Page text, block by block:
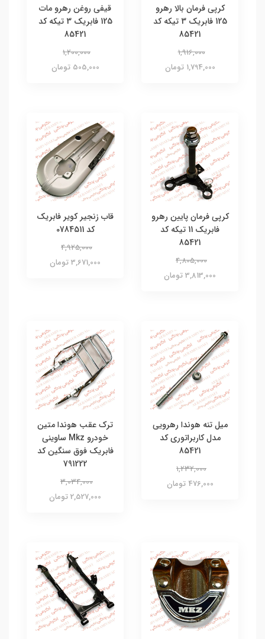
کرپی فرمان بالا رهرو
125 فابریک 3 تیکه کد
85421
1,916,000
1,794,000 تومان
قیفی روغن رهرو مات
125 فابریک 3 تیکه کد
85421
1,200,000
505,000 تومان
کرپی فرمان پایین رهرو
فابریک 11 تیکه کد
85421
4,805,000
3,813,000 تومان
قاب زنجیر کویر فابریک
کد 0784511
4,925,000
3,671,000 تومان
میل تنه هوندا رهرویی
مدل کاربراتوری کد
85421
1,232,000
476,000 تومان
ترک عقب هوندا متین
خودرو Mkz ساوینی
فابریک فوق سنگین کد
791222
3,034,000
2,527,000 تومان